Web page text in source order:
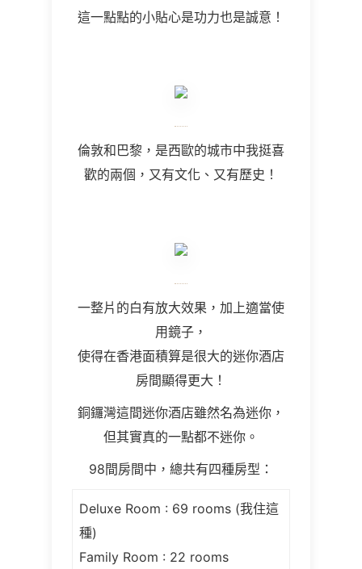
這一點點的小貼心是功力也是誠意！
倫敦和巴黎，是西歐的城市中我挺喜
歡的兩個，又有文化、又有歷史！
一整片的白有放大效果，加上適當使
用鏡子，
使得在香港面積算是很大的迷你酒店
房間顯得更大！
銅鑼灣這間迷你酒店雖然名為迷你，
但其實真的一點都不迷你。
98間房間中，總共有四種房型：
Deluxe Room : 69 rooms (我住這
種)
Family Room : 22 rooms